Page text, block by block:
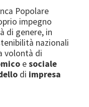
Popolare
impegno
di genere, in
nazionali
volontà di
esociale
di impresa